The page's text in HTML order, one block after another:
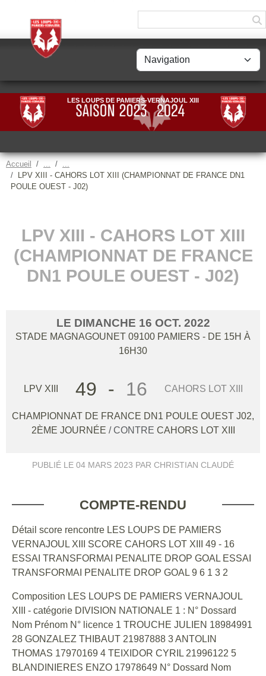
LES LOUPS DE PAMIERS-VERNAJOUL XIII
Accueil
LPV XIII - CAHORS LOT XIII (CHAMPIONNAT DE FRANCE DN1
POULE OUEST - J02)
LPV XIII - CAHORS LOT XIII
(CHAMPIONNAT DE FRANCE
DN1 POULE OUEST - J02)
LE DIMANCHE 16 OCT. 2022
STADE MAGNAGOUNET 09100 PAMIERS - DE 15H À
16H30
LPV XIII 49 - 16 CAHORS LOT XIII
CHAMPIONNAT DE FRANCE DN1 POULE OUEST J02,
2ÈME JOURNÉE / CONTRE CAHORS LOT XIII
PUBLIÉ LE 04 MARS 2023 PAR CHRISTIAN CLAUDÉ
COMPTE-RENDU
Détail score rencontre LES LOUPS DE PAMIERS
VERNAJOUL XIII SCORE CAHORS LOT XIII 49 - 16
ESSAI TRANSFORMAI PENALITE DROP GOAL ESSAI
TRANSFORMAI PENALITE DROP GOAL 9 6 1 3 2
Composition LES LOUPS DE PAMIERS VERNAJOUL
XIII - catégorie DIVISION NATIONALE 1 : N° Dossard
Nom Prénom N° licence 1 TROUCHE JULIEN 18984991
28 GONZALEZ THIBAUT 21987888 3 ANTOLIN
THOMAS 17970169 4 TEIXIDOR CYRIL 21996122 5
BLANDINIERES ENZO 17978649 N° Dossard Nom